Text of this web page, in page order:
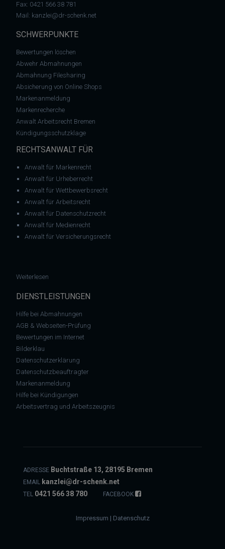
Fax: 0421 566 38 781
Mail: kanzlei@dr-schenk.net
SCHWERPUNKTE
Bewertungen löschen
Abwehr Abmahnungen
Abmahnung Filesharing
Absicherung von Online Shops
Markenanmeldung
Markenrecherche
Anwalt Arbeitsrecht Bremen
Kündigungsschutzklage
RECHTSANWALT FÜR
Anwalt für Markenrecht
Anwalt für Urheberrecht
Anwalt für Wettbewerbsrecht
Anwalt für Arbeitsrecht
Anwalt für Datenschutzrecht
Anwalt für Medienrecht
Anwalt für Versicherungsrecht
Weiterlesen
DIENSTLEISTUNGEN
Hilfe bei Abmahnungen
AGB & Webseiten-Prüfung
Bewertungen im Internet
Bilderklau
Datenschutzerklärung
Datenschutzbeauftragter
Markenanmeldung
Hilfe bei Kündigungen
Arbeitsvertrag und Arbeitszeugnis
ADRESSE Buchtstraße 13, 28195 Bremen
EMAIL kanzlei@dr-schenk.net
TEL 0421 566 38 780 FACEBOOK
Impressum | Datenschutz